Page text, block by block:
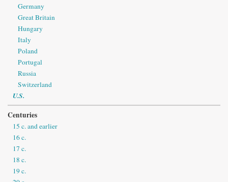
Germany
Great Britain
Hungary
Italy
Poland
Portugal
Russia
Switzerland
U.S.
Centuries
15 c. and earlier
16 c.
17 c.
18 c.
19 c.